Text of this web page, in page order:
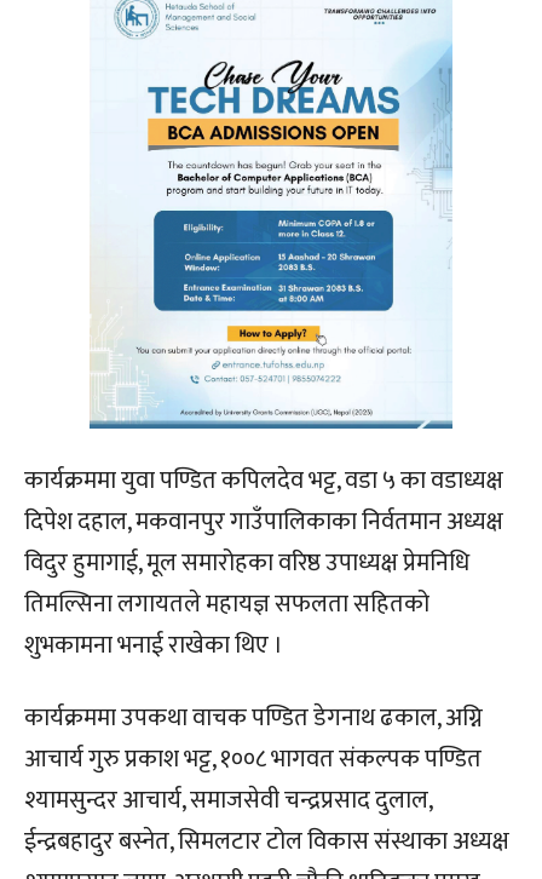
कार्यक्रममा युवा पण्डित कपिलदेव भट्ट, वडा ५ का वडाध्यक्ष
दिपेश दहाल, मकवानपुर गाउँपालिकाका निर्वतमान अध्यक्ष
विदुर हुमागाई, मूल समारोहका वरिष्ठ उपाध्यक्ष प्रेमनिधि
तिमल्सिना लगायतले महायज्ञ सफलता सहितको
शुभकामना भनाई राखेका थिए ।
कार्यक्रममा उपकथा वाचक पण्डित डेगनाथ ढकाल, अग्नि
आचार्य गुरु प्रकाश भट्ट, १००८ भागवत संकल्पक पण्डित
श्यामसुन्दर आचार्य, समाजसेवी चन्द्रप्रसाद दुलाल,
ईन्द्रबहादुर बस्नेत, सिमलटार टोल विकास संस्थाका अध्यक्ष